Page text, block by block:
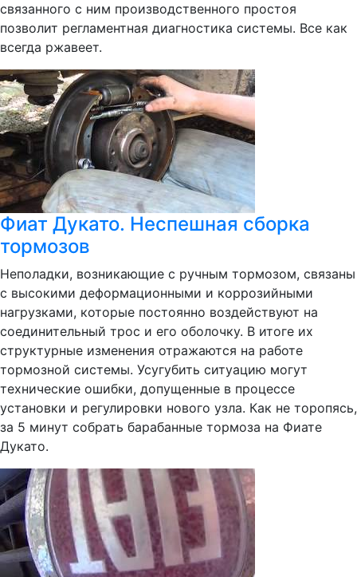
связанного с ним производственного простоя
позволит регламентная диагностика системы. Все как
всегда ржавеет.
Фиат Дукато. Неспешная сборка
тормозов
Неполадки, возникающие с ручным тормозом, связаны
с высокими деформационными и коррозийными
нагрузками, которые постоянно воздействуют на
соединительный трос и его оболочку. В итоге их
структурные изменения отражаются на работе
тормозной системы. Усугубить ситуацию могут
технические ошибки, допущенные в процессе
установки и регулировки нового узла. Как не торопясь,
за 5 минут собрать барабанные тормоза на Фиате
Дукато.